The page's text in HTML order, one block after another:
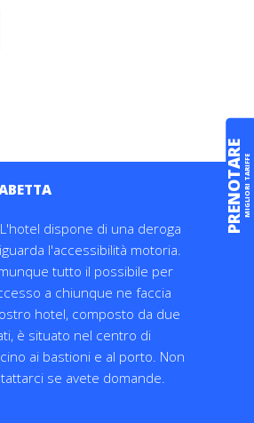
PRENOTAREMIGLIORI TARIFFE
dispone di una deroga
l'accessibilità motoria.
tutto il possibile per
a chiunque ne faccia
hotel, composto da due
è situato nel centro di
ai bastioni e al porto. Non
se avete domande.